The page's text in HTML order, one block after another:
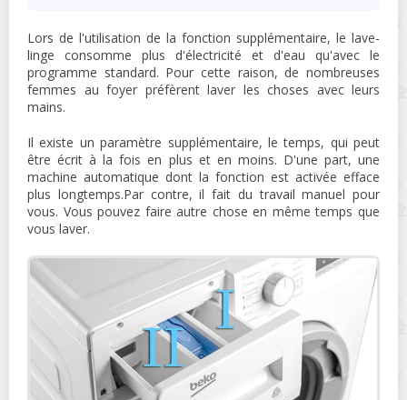
Lors de l'utilisation de la fonction supplémentaire, le lave-
linge consomme plus d'électricité et d'eau qu'avec le
programme standard. Pour cette raison, de nombreuses
femmes au foyer préfèrent laver les choses avec leurs
mains.
Il existe un paramètre supplémentaire, le temps, qui peut
être écrit à la fois en plus et en moins. D'une part, une
machine automatique dont la fonction est activée efface
plus longtemps.Par contre, il fait du travail manuel pour
vous. Vous pouvez faire autre chose en même temps que
vous laver.